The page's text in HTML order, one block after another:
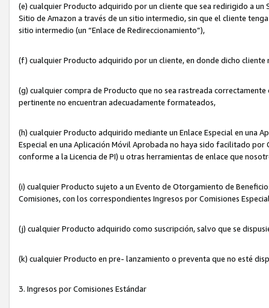
(e) cualquier Producto adquirido por un cliente que sea redirigido a un
Sitio de Amazon a través de un sitio intermedio, sin que el cliente
sitio intermedio (un “Enlace de Redireccionamiento”),
(f) cualquier Producto adquirido por un cliente, en donde dicho
(g) cualquier compra de Producto que no sea rastreada
pertinente no encuentran adecuadamente formateados,
(h) cualquier Producto adquirido mediante un Enlace Especial en una
Especial en una Aplicación Móvil Aprobada no haya sido facilitado
conforme a la Licencia de PI) u otras herramientas de enlace que
(i) cualquier Producto sujeto a un Evento de Otorgamiento de
Comisiones, con los correspondientes Ingresos por Comisiones
(j) cualquier Producto adquirido como suscripción, salvo que se
(k) cualquier Producto en pre- lanzamiento o preventa que no esté
3. Ingresos por Comisiones Estándar